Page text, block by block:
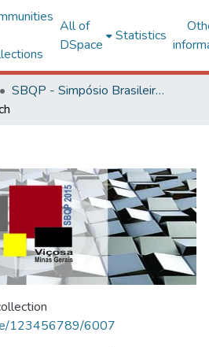
All of
DSpace
Statistics
SBQP - Simpósio Brasileiro de Qualidade do Projeto no Ambiente Construído
123456789/6007